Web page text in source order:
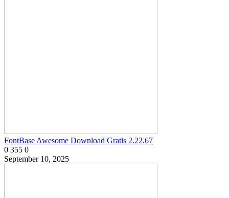
FontBase Awesome Download Gratis 2.22.67
0 355 0
September 10, 2025